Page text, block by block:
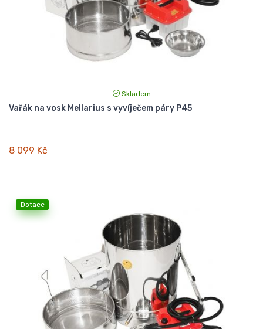
Skladem
Vařák na vosk Mellarius s vyvíječem páry P45
8 099 Kč
Dotace